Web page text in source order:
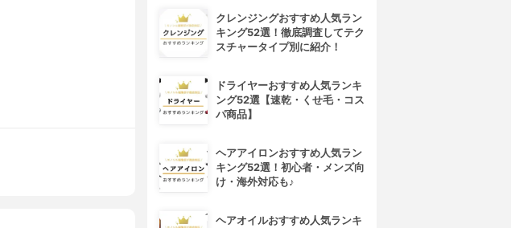
クレンジングおすすめ人気ラン
キング52選！徹底調査してテク
スチャータイプ別に紹介！
ドライヤーおすすめ人気ランキ
ング52選【速乾・くせ毛・コス
パ商品】
ヘアアイロンおすすめ人気ラン
キング52選！初心者・メンズ向
け・海外対応も♪
ヘアオイルおすすめ人気ランキ